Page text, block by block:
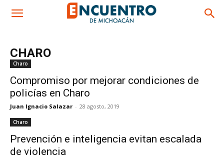
CHARO
Charo
Compromiso por mejorar condiciones de
policías en Charo
Juan Ignacio Salazar - 28 agosto, 2019
Charo
Prevención e inteligencia evitan escalada
de violencia